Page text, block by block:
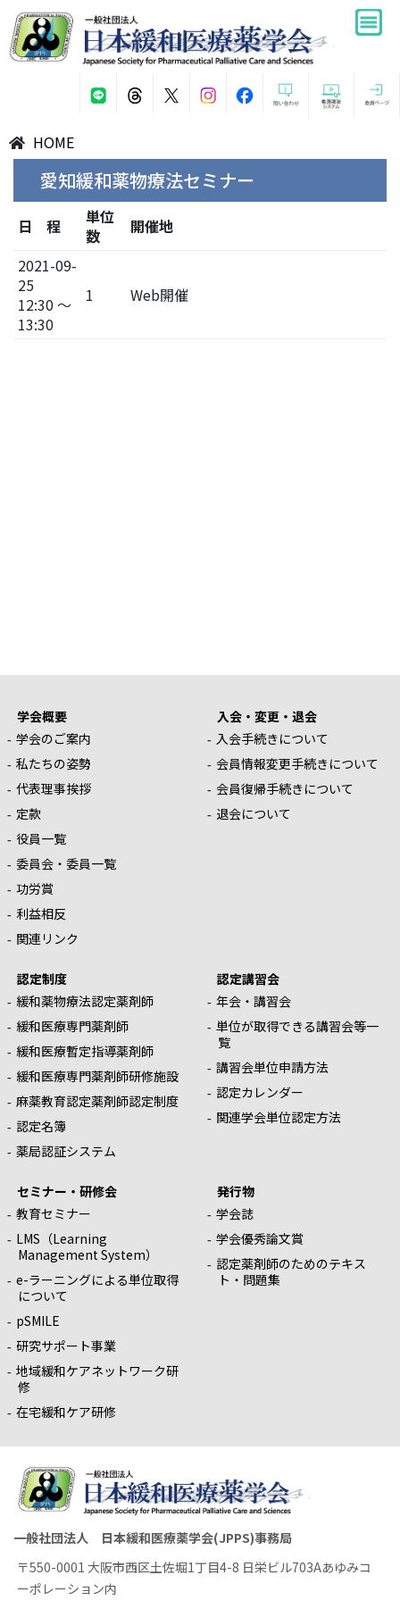
HOME
愛知緩和薬物療法セミナー
日 程
単位
数
開催地
2021-09-
25
12:30 ～
13:30
1 Web開催
学会概要
学会のご案内
私たちの姿勢
代表理事挨拶
定款
役員一覧
委員会・委員一覧
功労賞
利益相反
関連リンク
入会・変更・退会
入会手続きについて
会員情報変更手続きについて
会員復帰手続きについて
退会について
認定制度
緩和薬物療法認定薬剤師
緩和医療専門薬剤師
緩和医療暫定指導薬剤師
緩和医療専門薬剤師研修施設
麻薬教育認定薬剤師認定制度
認定名簿
薬局認証システム
認定講習会
年会・講習会
単位が取得できる講習会等一
覧
講習会単位申請方法
認定カレンダー
関連学会単位認定方法
セミナー・研修会
教育セミナー
LMS（Learning
Management System）
e-ラーニングによる単位取得
について
pSMILE
研究サポート事業
地域緩和ケアネットワーク研
修
在宅緩和ケア研修
発行物
学会誌
学会優秀論文賞
認定薬剤師のためのテキス
ト・問題集
一般社団法人 日本緩和医療薬学会(JPPS)事務局
〒550-0001 大阪市西区土佐堀1丁目4-8 日栄ビル703Aあゆみコ
ーポレーション内